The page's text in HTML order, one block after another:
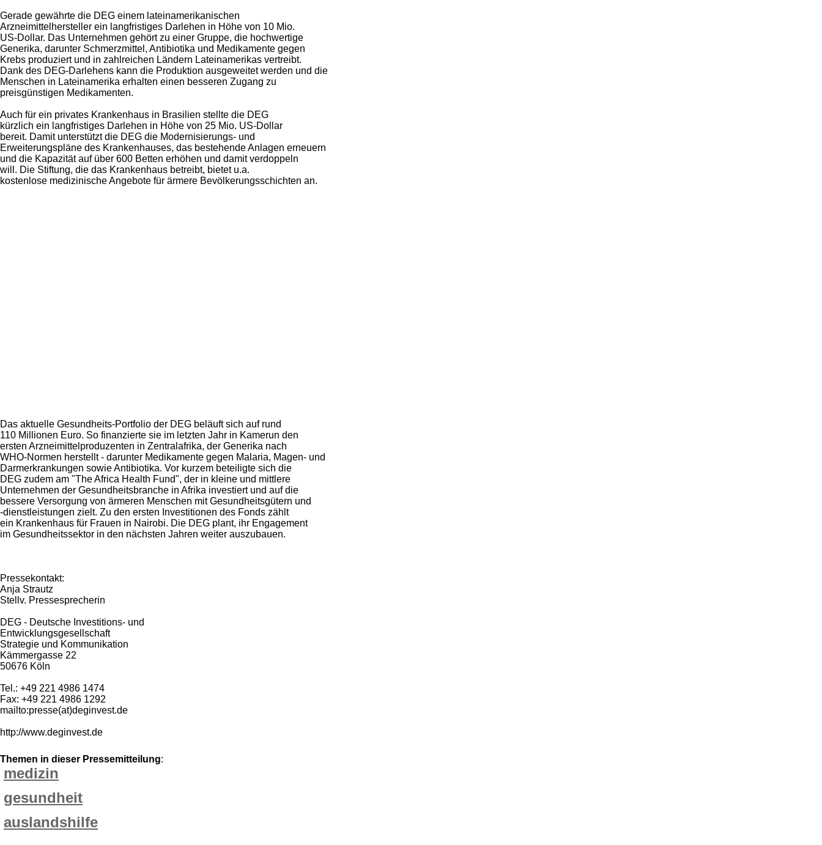
Gerade gewährte die DEG einem lateinamerikanischen
Arzneimittelhersteller ein langfristiges Darlehen in Höhe von 10 Mio.
US-Dollar. Das Unternehmen gehört zu einer Gruppe, die hochwertige
Generika, darunter Schmerzmittel, Antibiotika und Medikamente gegen
Krebs produziert und in zahlreichen Ländern Lateinamerikas vertreibt.
Dank des DEG-Darlehens kann die Produktion ausgeweitet werden und die
Menschen in Lateinamerika erhalten einen besseren Zugang zu
preisgünstigen Medikamenten.
Auch für ein privates Krankenhaus in Brasilien stellte die DEG
kürzlich ein langfristiges Darlehen in Höhe von 25 Mio. US-Dollar
bereit. Damit unterstützt die DEG die Modernisierungs- und
Erweiterungspläne des Krankenhauses, das bestehende Anlagen erneuern
und die Kapazität auf über 600 Betten erhöhen und damit verdoppeln
will. Die Stiftung, die das Krankenhaus betreibt, bietet u.a.
kostenlose medizinische Angebote für ärmere Bevölkerungsschichten an.
Das aktuelle Gesundheits-Portfolio der DEG beläuft sich auf rund
110 Millionen Euro. So finanzierte sie im letzten Jahr in Kamerun den
ersten Arzneimittelproduzenten in Zentralafrika, der Generika nach
WHO-Normen herstellt - darunter Medikamente gegen Malaria, Magen- und
Darmerkrankungen sowie Antibiotika. Vor kurzem beteiligte sich die
DEG zudem am "The Africa Health Fund", der in kleine und mittlere
Unternehmen der Gesundheitsbranche in Afrika investiert und auf die
bessere Versorgung von ärmeren Menschen mit Gesundheitsgütern und
-dienstleistungen zielt. Zu den ersten Investitionen des Fonds zählt
ein Krankenhaus für Frauen in Nairobi. Die DEG plant, ihr Engagement
im Gesundheitssektor in den nächsten Jahren weiter auszubauen.
Pressekontakt:
Anja Strautz
Stellv. Pressesprecherin
DEG - Deutsche Investitions- und
Entwicklungsgesellschaft
Strategie und Kommunikation
Kämmergasse 22
50676 Köln
Tel.: +49 221 4986 1474
Fax: +49 221 4986 1292
mailto:presse(at)deginvest.de
http://www.deginvest.de
Themen in dieser Pressemitteilung:
medizin
gesundheit
auslandshilfe